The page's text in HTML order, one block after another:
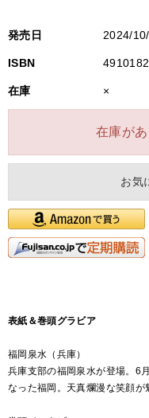
発売日 2024/
ISBN
在庫 ×
在庫が
お気
表紙＆巻頭グラビア
福岡泉水（兵庫）
兵庫支部の福岡泉水が登場。6
なった福岡。天真爛漫な笑顔が